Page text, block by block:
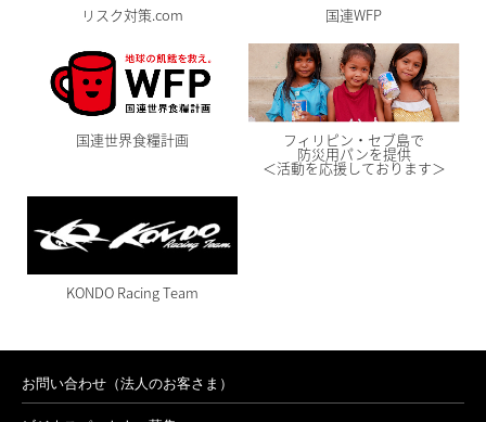
リスク対策.com 国連WFP
国連世界食糧計画 フィリピン・セブ島で
防災用パンを提供
＜活動を応援しております＞
KONDO Racing Team
お問い合わせ（法人のお客さま）